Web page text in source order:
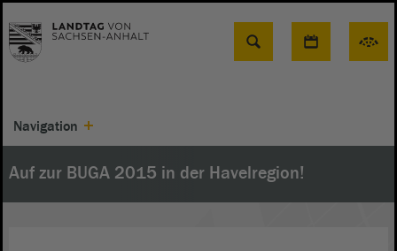
Suche
Navigation
Auf zur BUGA 2015 in der Havelregion!